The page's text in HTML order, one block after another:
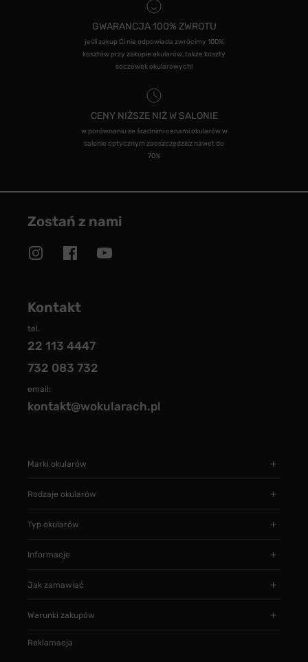
GWARANCJA 100% ZWROTU
jeśli zakup Ci nie odpowiada zwrócimy 100%
kosztów przy zakupie okularów, także koszty
soczewek okularowych!
CENY NIŻSZE NIŻ W SALONIE
w porównaniu ze średnimi cenami okularów w
salonie optycznym zaoszczędzisz nawet do
70%
Zostań z nami
Kontakt
tel.
22 113 4447
732 083 732
email:
kontakt@wokularach.pl
Marki okularów
Rodzaje okularów
Typ okularów
Informacje
Jak zamawiać
Warunki zakupów
Reklamacja